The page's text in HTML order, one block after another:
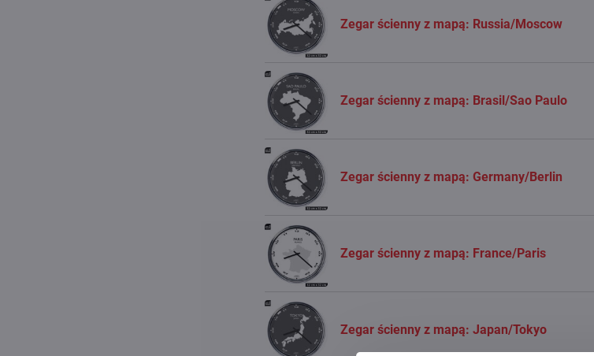
Zegar ścienny z mapą: Russia/Moscow
Zegar ścienny z mapą: Brasil/Sao Paulo
Zegar ścienny z mapą: Germany/Berlin
Zegar ścienny z mapą: France/Paris
Zegar ścienny z mapą: Japan/Tokyo